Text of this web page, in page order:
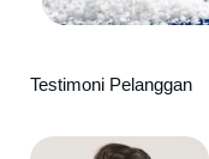
Testimoni Pelanggan